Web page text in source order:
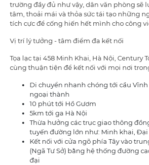
trường đầy đủ như vậy, dân văn phòng sẽ
tâm, thoải mái và thỏa sức tái tạo những
tích cực để cống hiến hết mình cho công
Vị trí lý tưởng - tâm điểm đa kết nối
Tọa lạc tại 458 Minh Khai, Hà Nội, Century
cùng thuận tiện để kết nối với mọi nơi
Di chuyển nhanh chóng tới cầu Vĩnh
ngoại thành
10 phút tới Hồ Gươm
5km tới ga Hà Nội
Thừa hưởng các trục giao thông
tuyến đường lớn như: Minh khai, Đại
Kết nối với cửa ngõ phía Tây vào
(Ngã Tư Sở) bằng hệ thống đường
đại